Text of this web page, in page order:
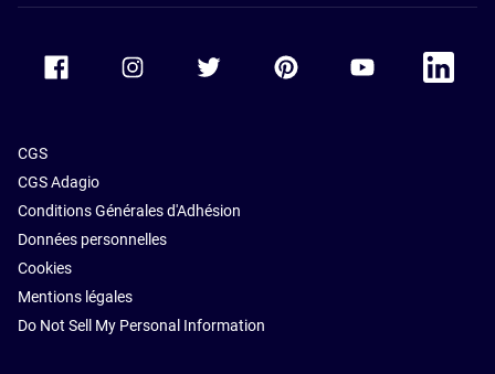
Accor Facebook Accor TwitterAccor PinterestAccor Youtube
Accor
CGS
CGS Adagio
Conditions Générales d'Adhésion
Données personnelles
Cookies
Mentions légales
Do Not Sell My Personal Information